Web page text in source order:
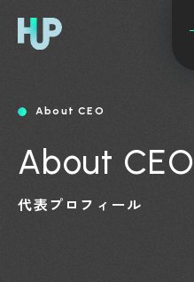
About CEO
About CEO
代表プロフィール